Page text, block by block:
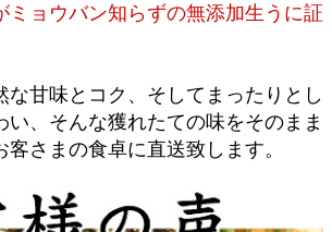
ミョウバン知らずの無添加生うに証
な甘味とコク、そしてまったりとし
い、そんな獲れたての味をそのまま
さまの食卓に直送致します。